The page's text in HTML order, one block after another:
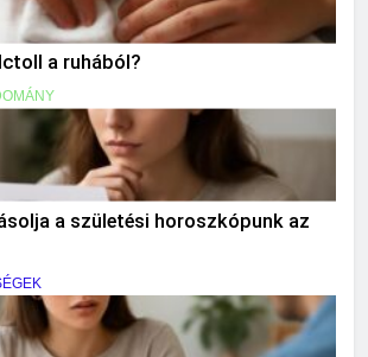
a ruhából?
a születési horoszkópunk az